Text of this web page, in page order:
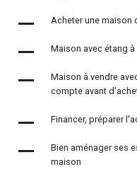
Acheter une maison
Maison avec étang à
Maison à vendre
compte avant
Financer, préparer
Bien aménager ses
maison